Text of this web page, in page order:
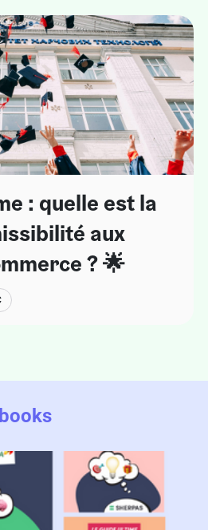
: quelle est la
aux
? 🌟